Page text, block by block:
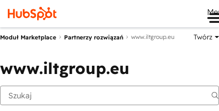
Moduł Marketplace Partnerzy rozwiązań www.iltgroup.eu Twórz
www.iltgroup.eu